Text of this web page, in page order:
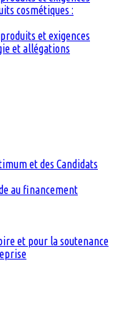
cosmétiques :
et exigences
et allégations
et des Candidats
au financement
et pour la soutenance